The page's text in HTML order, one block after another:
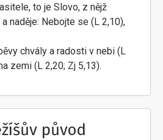
to je Slovo, z nějž
naděje: Nebojte se (L 2,10),
chvály a radosti v nebi (L
zemi (L 2,20; Zj 5,13).
původ